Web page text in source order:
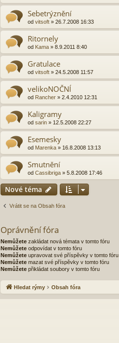
Sebetrýznění
od vitsoft » 26.7.2008 16:33
Ritornely
od Kama » 8.9.2011 8:40
Gratulace
od vitsoft » 24.5.2008 11:57
velikoNOČNÍ
od Rancher » 2.4.2010 12:31
Kaligramy
od sarin » 12.5.2008 22:27
Esemesky
od Marenka » 16.8.2008 13:13
Smutnění
od Cassibriga » 5.8.2008 17:46
Nové téma
Vrátit se na Obsah fóra
Oprávnění fóra
Nemůžete zakládat nová témata v tomto fóru
Nemůžete odpovídat v tomto fóru
Nemůžete upravovat své příspěvky v tomto fóru
Nemůžete mazat své příspěvky v tomto fóru
Nemůžete přikládat soubory v tomto fóru
Hledat rýmy Obsah fóra